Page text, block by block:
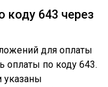
коду 643 через
для оплаты
по коду 643.